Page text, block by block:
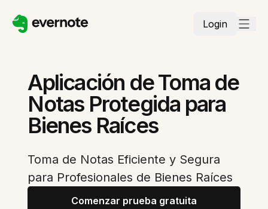
Login
Aplicación de Toma de
Notas Protegida para
Bienes Raíces
Toma de Notas Eficiente y Segura
para Profesionales de Bienes Raíces
Comenzar prueba gratuita